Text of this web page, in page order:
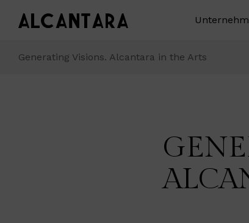
Generating Visions. Alcantara in the Arts